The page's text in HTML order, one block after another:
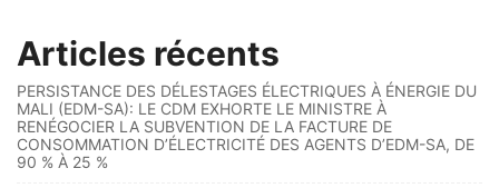
Articles récents
PERSISTANCE DES DÉLESTAGES ÉLECTRIQUES À ÉNERGIE DU
MALI (EDM-SA): LE CDM EXHORTE LE MINISTRE À
RENÉGOCIER LA SUBVENTION DE LA FACTURE DE
CONSOMMATION D’ÉLECTRICITÉ DES AGENTS D’EDM-SA, DE
90 % À 25 %